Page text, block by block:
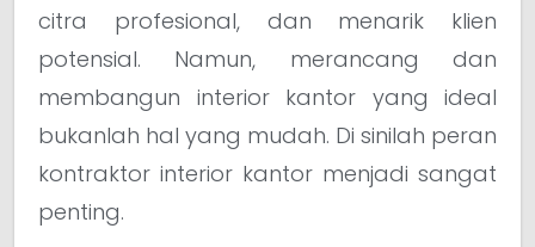
citra profesional, dan menarik klien
potensial. Namun, merancang dan
membangun interior kantor yang ideal
bukanlah hal yang mudah. Di sinilah peran
kontraktor interior kantor menjadi sangat
penting.